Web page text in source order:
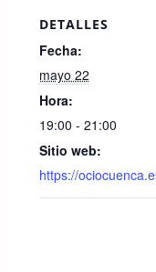
c
e
b
o
o
k
DETALLES
Fecha:
mayo 22
Hora:
19:00 - 21:00
Sitio web:
https://